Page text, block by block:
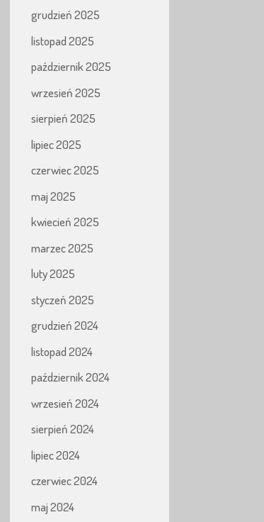
grudzień 2025
listopad 2025
październik 2025
wrzesień 2025
sierpień 2025
lipiec 2025
czerwiec 2025
maj 2025
kwiecień 2025
marzec 2025
luty 2025
styczeń 2025
grudzień 2024
listopad 2024
październik 2024
wrzesień 2024
sierpień 2024
lipiec 2024
czerwiec 2024
maj 2024